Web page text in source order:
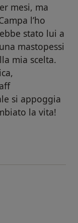
mesi, ma
l’ho
stato lui a
mastopessi
mia scelta.
si appoggia
la vita!
dell'utente SS